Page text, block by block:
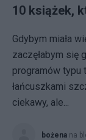
10 książek,
Gdybym miała
zaczęłabym się
programów typu
łańcuszkami
ciekawy, ale...
bożena na